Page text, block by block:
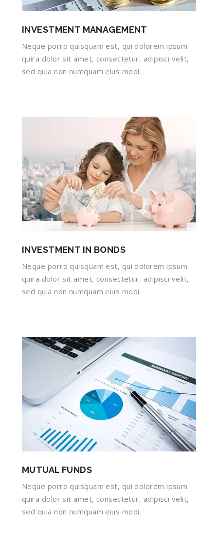
INVESTMENT MANAGEMENT
Neque porro quisquam est, qui dolorem ipsum
quira dolor sit amet, consectetur, adipisci velit,
sed quia non numquam eius modi.
INVESTMENT IN BONDS
Neque porro quisquam est, qui dolorem ipsum
quira dolor sit amet, consectetur, adipisci velit,
sed quia non numquam eius modi.
MUTUAL FUNDS
Neque porro quisquam est, qui dolorem ipsum
quira dolor sit amet, consectetur, adipisci velit,
sed quia non numquam eius modi.